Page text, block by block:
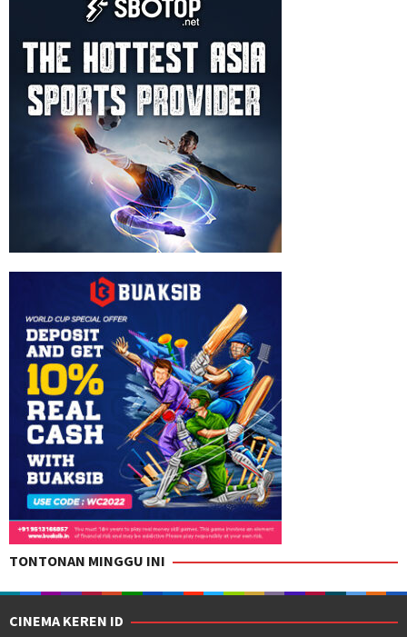
TONTONAN MINGGU INI
CINEMA KEREN ID